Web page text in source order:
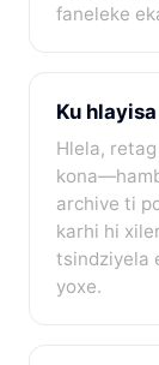
faneleke
Ku
Hlela,
archive ti
karhi hi
tsindziyela
yoxe.